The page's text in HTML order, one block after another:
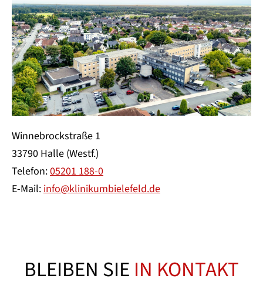
Winnebrockstraße 1
33790 Halle (Westf.)
Telefon:05201 188-0
E-Mail: info@klinikumbielefeld.de
BLEIBEN SIE IN KONTAKT